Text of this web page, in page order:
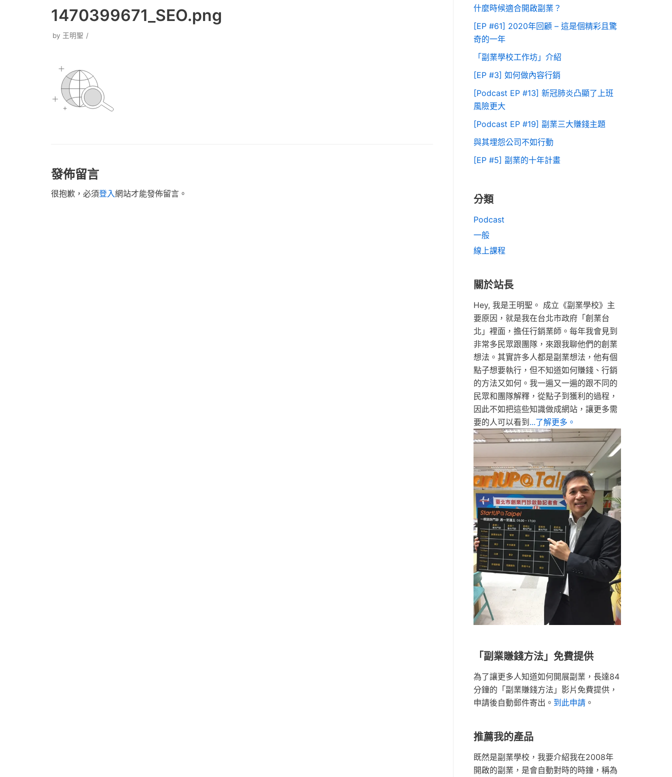
1470399671_SEO.png
by 王明聖
發佈留言
很抱歉，必須登入網站才能發佈留言。
什麼時候適合開啟副業？
[EP #61] 2020年回顧 – 這是個精彩且驚
奇的一年
「副業學校工作坊」介紹
[EP #3] 如何做內容行銷
[Podcast EP #13] 新冠肺炎凸顯了上班
風險更大
[Podcast EP #19] 副業三大賺錢主題
與其埋怨公司不如行動
[EP #5] 副業的十年計畫
分類
Podcast
一般
線上課程
關於站長
Hey, 我是王明聖。 成立《副業學校》主
要原因，就是我在台北市政府「創業台
北」裡面，擔任行銷業師。每年我會見到
非常多民眾跟團隊，來跟我聊他們的創業
想法。其實許多人都是副業想法，他有個
點子想要執行，但不知道如何賺錢、行銷
的方法又如何。我一遍又一遍的跟不同的
民眾和團隊解釋，從點子到獲利的過程，
因此不如把這些知識做成網站，讓更多需
要的人可以看到 ...了解更多。
「副業賺錢方法」免費提供
為了讓更多人知道如何開展副業，長達84
分鐘的「副業賺錢方法」影片免費提供，
申請後自動郵件寄出。 到此申請 。
推薦我的產品
既然是副業學校，我要介紹我在2008年
開啟的副業，是會自動對時的時鐘，稱為